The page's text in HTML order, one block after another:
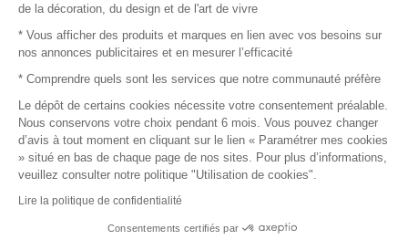
Mentions légales
Conditions commerciales
Piano Analytics
de la décoration, du design et de l'art de vivre
* Vous afficher des produits et marques en lien avec vos besoins sur
nos annonces publicitaires et en mesurer l’efficacité
* Comprendre quels sont les services que notre communauté préfère
Le dépôt de certains cookies nécessite votre consentement préalable.
Nous conservons votre choix pendant 6 mois. Vous pouvez changer
d’avis à tout moment en cliquant sur le lien « Paramétrer mes cookies
» situé en bas de chaque page de nos sites. Pour plus d’informations,
veuillez consulter notre politique "Utilisation de cookies".
Lire la politique de confidentialité
Consentements certifiés par